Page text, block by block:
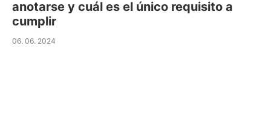
anotarse y cuál es el único requisito a
cumplir
06. 06. 2024